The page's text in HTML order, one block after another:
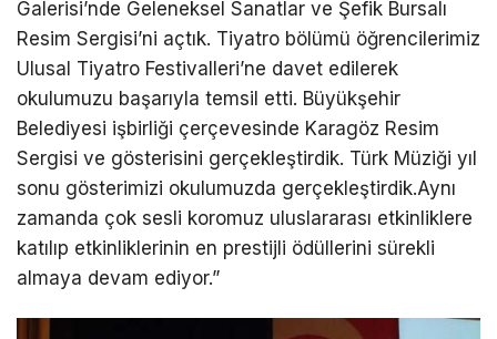
Galerisi’nde Geleneksel Sanatlar ve Şefik Bursalı
Resim Sergisi’ni açtık. Tiyatro bölümü öğrencilerimiz
Ulusal Tiyatro Festivalleri’ne davet edilerek
okulumuzu başarıyla temsil etti. Büyükşehir
Belediyesi işbirliği çerçevesinde Karagöz Resim
Sergisi ve gösterisini gerçekleştirdik. Türk Müziği yıl
sonu gösterimizi okulumuzda gerçekleştirdik.Aynı
zamanda çok sesli koromuz uluslararası etkinliklere
katılıp etkinliklerinin en prestijli ödüllerini sürekli
almaya devam ediyor.”